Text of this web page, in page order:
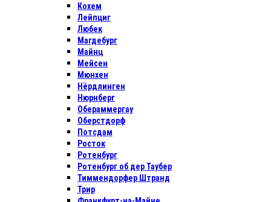
Кохем
Лейпциг
Любек
Магдебург
Майнц
Мейсен
Мюнхен
Нёрдлинген
Нюрнберг
Обераммергау
Оберстдорф
Потсдам
Росток
Ротенбург
Ротенбург об дер Таубер
Тиммендорфер Штранд
Трир